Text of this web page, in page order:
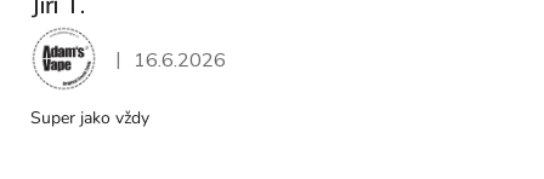
Hodnocení obchodu je 5 z 5 hvězdiček.
| 16.6.2026
Super jako vždy